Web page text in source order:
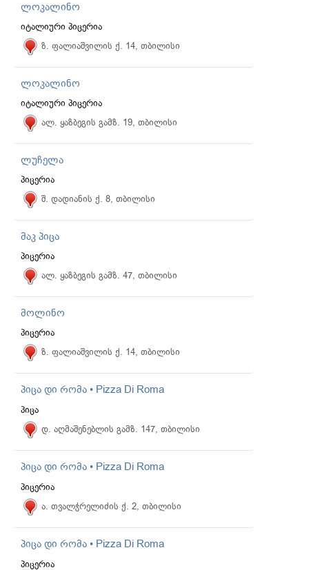
ლოკალინო
იტალიური პიცერია
ზ. ფალიაშვილის ქ. 14, თბილისი
ლოკალინო
იტალიური პიცერია
ალ. ყაზბეგის გამზ. 19, თბილისი
ლუჩელა
პიცერია
შ. დადიანის ქ. 8, თბილისი
მაკ პიცა
პიცერია
ალ. ყაზბეგის გამზ. 47, თბილისი
მოლინო
პიცერია
ზ. ფალიაშვილის ქ. 14, თბილისი
პიცა დი რომა • Pizza Di Roma
პიცა
დ. აღმაშენებლის გამზ. 147, თბილისი
პიცა დი რომა • Pizza Di Roma
პიცერია
ა. თვალჭრელიძის ქ. 2, თბილისი
პიცა დი რომა • Pizza Di Roma
პიცერია